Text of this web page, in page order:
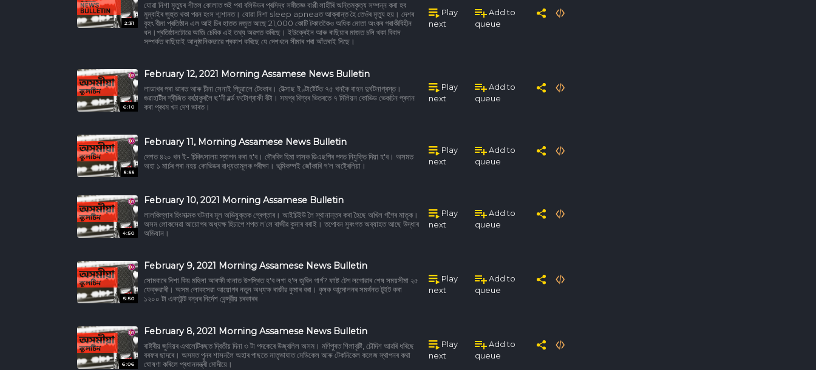
2:31
যোৱা নিশা মৃত্যুৰ শীতল কোলাত শুই পৰা বলিউডৰ প্ৰসিদ্ধ সঙ্গীতজ্ঞ বাপ্পী লাহীৰি অন্তিমকৃত্য সম্পন্ন কৰা হব
মুম্বাইৰ জুহুত থকা পৱন হংস শ্মশানত। যোৱা নিশা sleep apneaত আক্ৰান্ত হৈ তেওঁৰ মৃত্যু হয়। দেশৰ
বৃহৎ বীমা প্ৰতিষ্ঠান এল আই চিৰ হাতত মজুত আছে 21,000 কোটি টকাতকৈও অধিক মোতা অংকৰ গৰাকীবিহীন
ধন।প্ৰতিষ্ঠানটোৱে আজি চেবিক এই তথ্য অৱগত কৰিছে। ইউক্ৰেইন আৰু ৰাছিয়াৰ মাজত চলি থকা বিবাদ
সম্পৰ্কত ৰাছিয়াই আনুষ্ঠানিকভাৱে প্ৰকাশ কৰিছে যে দেশখনে সীমাৰ পৰা আঁতৰাই নিছে।
Play
next
Add to
queue
6:10
February 12, 2021 Morning Assamese News Bulletin
লাডাখৰ পৰা ভাৰত আৰু চীনা সেনাই পিচুৱালে টেংকাৰ। টেক্সাছ ইণ্টাষ্টেৰ্টত ৭৫ খনকৈ বাহন দুৰ্ঘটনাগ্ৰস্ত।
গুৱাহাটীৰ শ্ৰীজিত বৰঠাকুৰলৈ ছ'নী ৱৰ্ল্ড ফটোগ্ৰাফী বঁটা। সমগ্ৰ বিশ্বৰ ভিতৰতে ৭ মিলিয়ন কোভিড ভেকচিন প্ৰদান
কৰা প্ৰথম খন দেশ ভাৰত।
Play
next
Add to
queue
5:55
February 11, Morning Assamese News Bulletin
দেশত ৪২০ খন ই- চিকিৎসালয় স্থাপন কৰা হ'ব। দৌৰবিদ হিমা দাসক ডিএছপিৰ পদত নিযুক্তি দিয়া হ'ব। অসমত
অহা ১ মাৰ্চৰ পৰা নহয় কোভিডৰ বাধ্যতামূলক পৰীক্ষা। ভূমিকম্পই জোঁকাৰি গ'ল অষ্ট্ৰেলিয়া।
Play
next
Add to
queue
4:50
February 10, 2021 Morning Assamese Bulletin
লালকিল্লাৰ হিংসাত্মক ঘটনাৰ মূল অভিযুক্তক গ্ৰেপ্তাৰ। আইচিইউ লৈ স্থানান্তৰ কৰা হৈছে অখিল গগৈৰ মাতৃক।
অসম লোকসেৱা আয়োগৰ অধ্যক্ষ হিচাপে শপত ল'লে ৰাজীৱ কুমাৰ বৰাই। তপোবন সুৰংগত অব্যাহত আছে উদ্ধাৰ
অভিযান।
Play
next
Add to
queue
5:50
February 9, 2021 Morning Assamese News Bulletin
সোমবাৰে নিশা কিয় মহিলা আৰক্ষী থানাত উপস্থিত হ'ব লগা হ'ল জুবিন গাৰ্গ? ফাষ্ট টেগ লগোৱাৰ শেষ সময়সীমা ২৫
ফেব্ৰুৱাৰী। অসম লোকসেৱা আয়োগৰ নতুন অধ্যক্ষ ৰাজীৱ কুমাৰ বৰা। কৃষক আন্দোলনৰ সমৰ্থনত টুইট কৰা
১২০০ টা একাউন্ট বন্ধৰ নিৰ্দেশ কেন্দ্রীয় চৰকাৰৰ
Play
next
Add to
queue
6:06
February 8, 2021 Morning Assamese News Bulletin
ৰাষ্ট্ৰীয় জুনিয়ৰ এথলেটিকছত দ্বিতীয় দিনা ৩ টা পদকেৰে উজ্বলিল অসম। মণিপুৰত শিলাবৃষ্টি, চৌদিশ আৱৰি ধৰিছে
বৰফৰ ছাদৰে। অসমত পুনৰ শাসনলৈ অহাৰ পাছতে মাতৃভাষাত মেডিকেল আৰু টেকনিকেল কলেজ স্থাপনৰ কথা
ঘোষণা কৰিলে প্ৰধানমন্ত্ৰী মোদীয়ে।
Play
next
Add to
queue